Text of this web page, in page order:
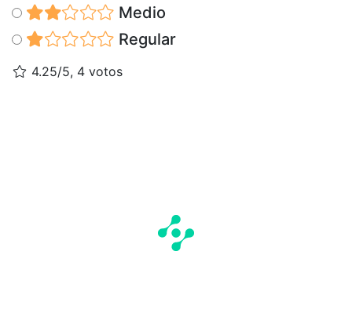
Medio
Regular
4.25/5, 4 votos